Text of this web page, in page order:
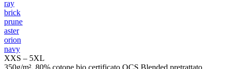
ray
brick
prune
aster
orion
navy
XXS – 5XL
350g/m², 80% cotone bio certificato OCS Blended pretrattato